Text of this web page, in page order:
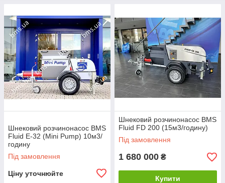
Шнековий розчинонасос BMS
Fluid E-32 (Mini Pump) 10м3/
годину
Під замовлення
Ціну уточнюйте
Шнековий розчинонасос BMS
Fluid FD 200 (15м3/годину)
Під замовлення
1 680 000 ₴
Купити